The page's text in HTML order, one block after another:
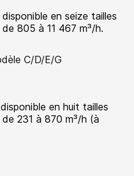
en seize tailles
805 à 11 467 m³/h.
en huit tailles
231 à 870 m³/h (à